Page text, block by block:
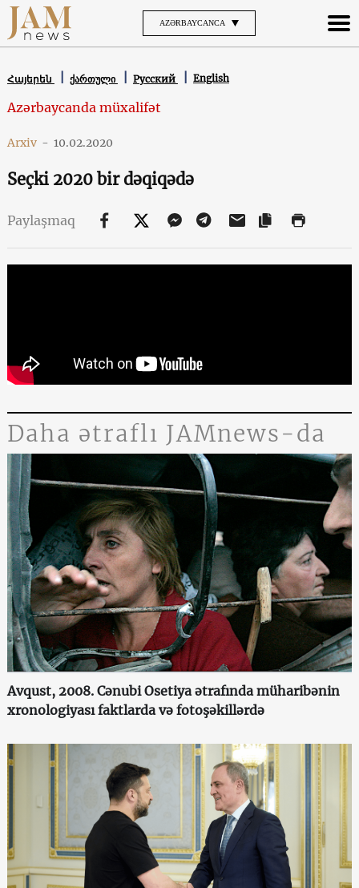
AZƏRBAYCANCA
Հայերեն ქართული Русский English
Azərbaycanda müxalifət
Arxiv - 10.02.2020
Seçki 2020 bir dəqiqədə
Paylaşmaq
Daha ətraflı JAMnews-da
Avqust, 2008. Cənubi Osetiya ətrafında müharibənin
xronologiyası faktlarda və fotoşəkillərdə